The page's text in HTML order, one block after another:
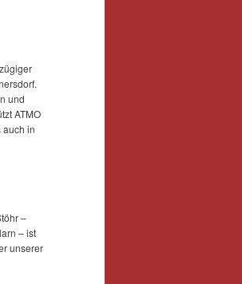
und
ATMO
in
–
– ist
unserer